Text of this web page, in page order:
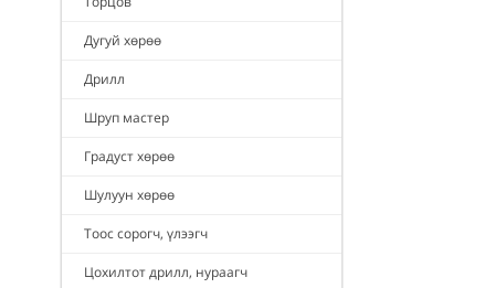
Дугуй хөрөө
Дрилл
Шруп мастер
Градуст хөрөө
Шулуун хөрөө
Тоос сорогч, үлээгч
Цохилтот дрилл, нураагч